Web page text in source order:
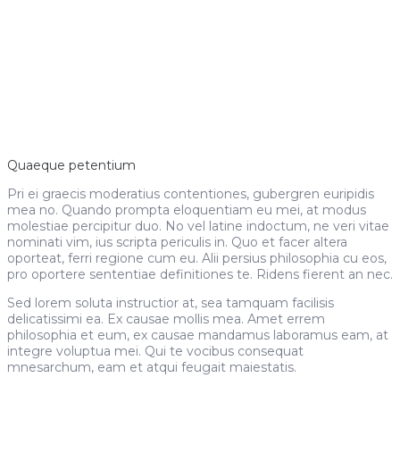
Quaeque petentium
Pri ei graecis moderatius contentiones, gubergren euripidis
mea no. Quando prompta eloquentiam eu mei, at modus
molestiae percipitur duo. No vel latine indoctum, ne veri vitae
nominati vim, ius scripta periculis in. Quo et facer altera
oporteat, ferri regione cum eu. Alii persius philosophia cu eos,
pro oportere sententiae definitiones te. Ridens fierent an nec.
Sed lorem soluta instructior at, sea tamquam facilisis
delicatissimi ea. Ex causae mollis mea. Amet errem
philosophia et eum, ex causae mandamus laboramus eam, at
integre voluptua mei. Qui te vocibus consequat
mnesarchum, eam et atqui feugait maiestatis.